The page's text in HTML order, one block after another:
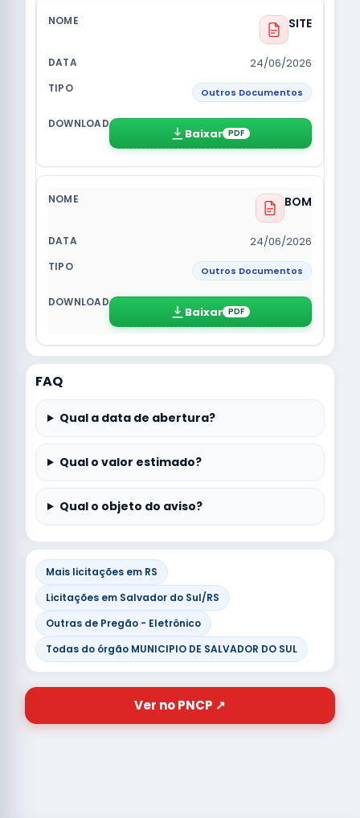
SITE
24/06/2026
Outros Documentos
Baixar PDF
BOM
24/06/2026
Outros Documentos
Baixar PDF
FAQ
Qual a data de abertura?
Qual o valor estimado?
Qual o objeto do aviso?
Mais licitações em RS
Licitações em Salvador do Sul/RS
Outras de Pregão - Eletrônico
Todas do órgão MUNICIPIO DE SALVADOR DO SUL
Ver no PNCP ↗